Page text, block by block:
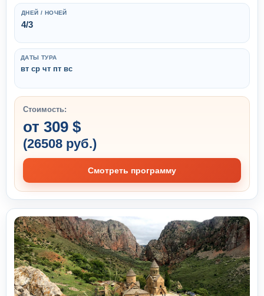
ДНЕЙ / НОЧЕЙ
4/3
ДАТЫ ТУРА
вт ср чт пт вс
Стоимость:
от 309 $
(26508 руб.)
Смотреть программу